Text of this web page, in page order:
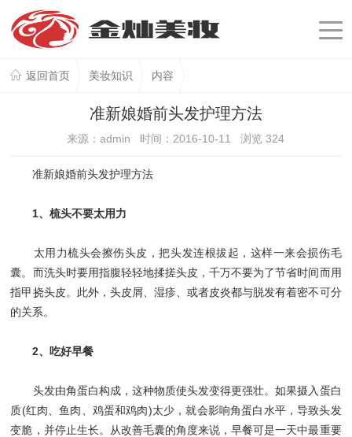
返回首页 美妆知识 内容
准新娘婚前头发护理方法
来源：admin 时间：2016-10-11 浏览324
准新娘婚前头发护理方法
1、梳头不要太用力
太用力梳头会擦伤头皮，把头发连根拔起，这样一来会损伤毛
囊。而洗头时要用指腹轻轻地揉搓头皮，千万不要为了节省时间而用
指甲挠头皮。此外，头皮屑、湿疹、或者皮炎都与脱发有着密不可分
的关系。
2、吃好早餐
头发由角蛋白构成，这种物质使头发变得更强壮。如果摄入蛋白
质(红肉、鱼肉、鸡蛋和鸡肉)太少，就会影响角蛋白水平，导致头发
变脆，并停止生长。从改善毛囊的角度来说，早餐可是一天中最重要